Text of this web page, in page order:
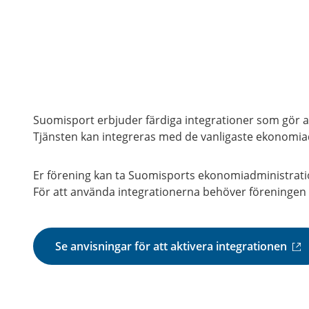
Suomisport erbjuder färdiga integrationer som gör
Tjänsten kan integreras med de vanligaste
Er förening kan ta Suomisports
För att använda integrationerna behöver
Se anvisningar för att aktivera integrationen
e